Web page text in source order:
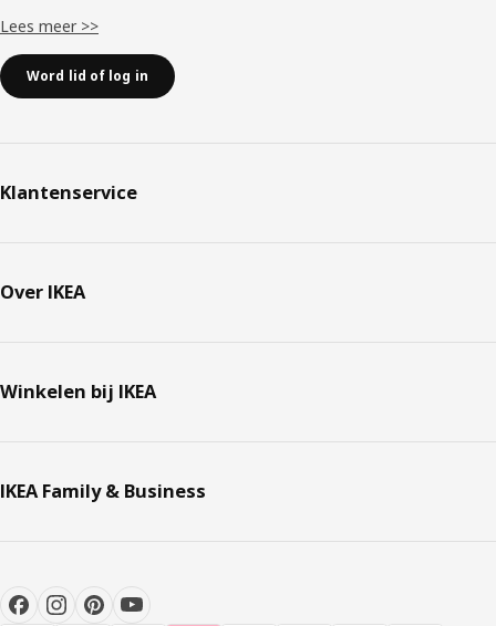
Lees meer >>
Word lid of log in
Klantenservice
Over IKEA
Winkelen bij IKEA
IKEA Family & Business